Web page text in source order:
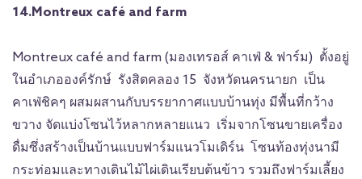
14.Montreux café and farm
Montreux café and farm (มองเทรอส์ คาเฟ่ & ฟาร์ม) ตั้งอยู่
ในอำเภอองค์รักษ์ รังสิตคลอง 15 จังหวัดนครนายก เป็น
คาเฟ่ชิคๆ ผสมผสานกับบรรยากาศแบบบ้านทุ่ง มีพื้นที่กว้าง
ขวาง จัดแบ่งโซนไว้หลากหลายแนว เริ่มจากโซนขายเครื่อง
ดื่มซึ่งสร้างเป็นบ้านแบบฟาร์มแนวโมเดิร์น โซนท้องทุ่งนามี
กระท่อมและทางเดินไม้ไผ่เดินเรียบต้นข้าว รวมถึงฟาร์มเลี้ยง